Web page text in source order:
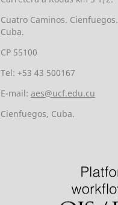
Cuatro Caminos. Cienfuegos.
Cuba.
CP 55100
Tel: +53 43 500167
E-mail: aes@ucf.edu.cu
Cienfuegos, Cuba.